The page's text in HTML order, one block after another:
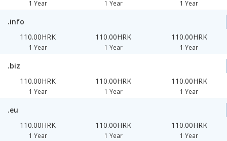
1 Year 1 Year 1 Year
.info
110.00HRK
1 Year
110.00HRK
1 Year
110.00HRK
1 Year
.biz
110.00HRK
1 Year
110.00HRK
1 Year
110.00HRK
1 Year
.eu
110.00HRK
1 Year
110.00HRK
1 Year
110.00HRK
1 Year